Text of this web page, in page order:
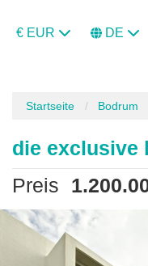
€ EUR DE
Startseite Bodrum
die exclusive
Preis